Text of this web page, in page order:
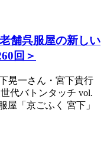
舗呉服屋の新しい
回＞
晃一さん・宮下貴行
代バトンタッチ vol.
屋「京ごふく 宮下」